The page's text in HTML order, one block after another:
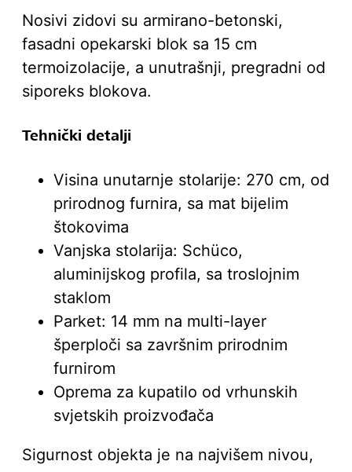
Nosivi zidovi su armirano-betonski,
fasadni opekarski blok sa 15 cm
termoizolacije, a unutrašnji, pregradni od
siporeks blokova.
Tehnički detalji
Visina unutarnje stolarije: 270 cm, od
prirodnog furnira, sa mat bijelim
štokovima
Vanjska stolarija: Schüco,
aluminijskog profila, sa troslojnim
staklom
Parket: 14 mm na multi-layer
šperploči sa završnim prirodnim
furnirom
Oprema za kupatilo od vrhunskih
svjetskih proizvođača
Sigurnost objekta je na najvišem nivou,